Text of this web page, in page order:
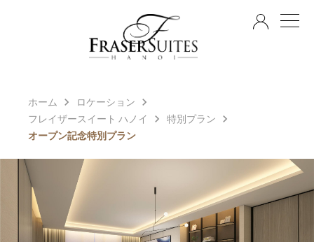
ホーム
ロケーション
フレイザースイート ハノイ
特別プラン
オープン記念特別プラン